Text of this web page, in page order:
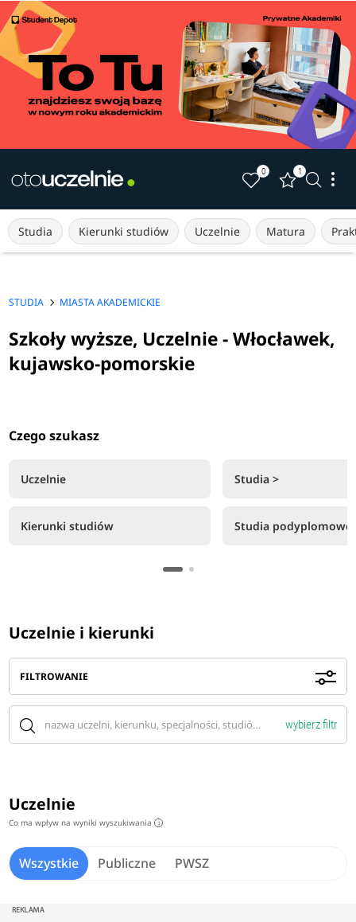
0 1
Studia Kierunki studiów Uczelnie Matura
STUDIA MIASTA AKADEMICKIE
Szkoły wyższe, Uczelnie - Włocławek,
kujawsko-pomorskie
Czego szukasz
Uczelnie
Kierunki studiów
Studia >
Studia podyplomowe
Uczelnie i kierunki
FILTROWANIE
wybierz filtr
Uczelnie
Co ma wpływ na wyniki wyszukiwania i
Wszystkie Publiczne PWSZ